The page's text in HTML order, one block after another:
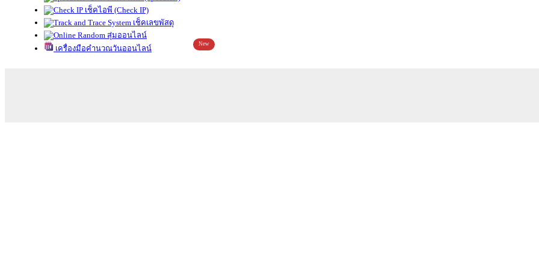
เช็คไอพี (Check IP)
เช็คเลขพัสดุ
สุ่มออนไลน์
เครื่องมือคำนวณวันออนไลน์
New